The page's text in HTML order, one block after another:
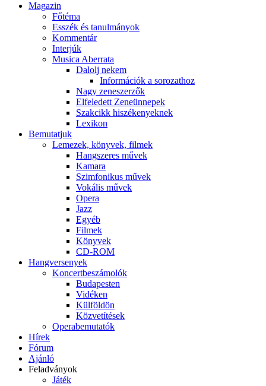
Magazin
Főtéma
Esszék és tanulmányok
Kommentár
Interjúk
Musica Aberrata
Dalolj nekem
Információk a sorozathoz
Nagy zeneszerzők
Elfeledett Zeneünnepek
Szakcikk hiszékenyeknek
Lexikon
Bemutatjuk
Lemezek, könyvek, filmek
Hangszeres művek
Kamara
Szimfonikus művek
Vokális művek
Opera
Jazz
Egyéb
Filmek
Könyvek
CD-ROM
Hangversenyek
Koncertbeszámolók
Budapesten
Vidéken
Külföldön
Közvetítések
Operabemutatók
Hírek
Fórum
Ajánló
Feladványok
Játék